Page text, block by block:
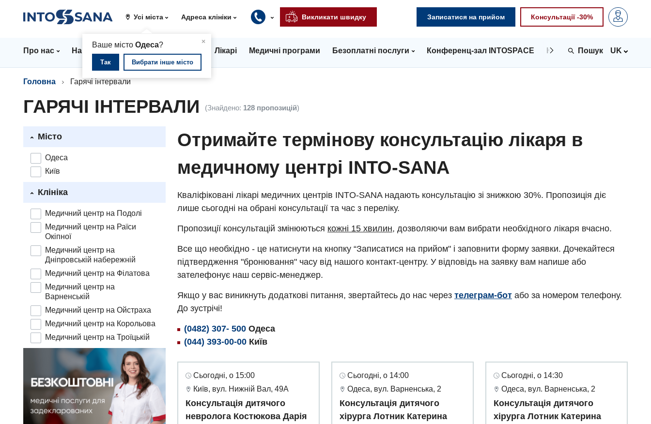
Усі міста
×
Ваше місто Одеса?
Так Вибрати інше місто
Адреса клініки Викликати швидку Записатися на прийом Консультації -30%
Про нас Напрямки Стаціонар Лікарі Медичні програми Безоплатні послуги Конференц-зал INTOSPACE Контакти UK
Головна Гарячі інтервали
ГАРЯЧІ ІНТЕРВАЛИ (Знайдено: 128 пропозицій)
Місто
Одеса
Київ
Клініка
Медичний центр на Подолі
Медичний центр на Раїси
Окіпної
Медичний центр на
Дніпровській набережній
Медичний центр на Філатова
Медичний центр на
Варненській
Медичний центр на Ойстраха
Медичний центр на Корольова
Медичний центр на Троїцькій
Отримайте термінову консультацію лікаря в
медичному центрі INTO-SANA
Кваліфіковані лікарі медичних центрів INTO-SANA надають консультацію зі знижкою 30%. Пропозиція діє
лише сьогодні на обрані консультації та час з переліку.
Пропозиції консультацій змінюються кожні 15 хвилин, дозволяючи вам вибрати необхідного лікаря вчасно.
Все що необхідно - це натиснути на кнопку “Записатися на прийом" і заповнити форму заявки. Дочекайтеся
підтвердження "бронювання" часу від нашого контакт-центру. У відповідь на заявку вам напише або
зателефонує наш сервіс-менеджер.
Якщо у вас виникнуть додаткові питання, звертайтесь до нас через телеграм-бот або за номером телефону.
До зустрічі!
(0482) 307- 500 Одеса
(044) 393-00-00 Київ
Сьогодні, о 15:00
Київ, вул. Нижній Вал, 49А
Консультація дитячого
невролога Костюкова Дарія
Сьогодні, о 14:00
Одеса, вул. Варненська, 2
Консультація дитячого
хірурга Лотник Катерина
Сьогодні, о 14:30
Одеса, вул. Варненська, 2
Консультація дитячого
хірурга Лотник Катерина